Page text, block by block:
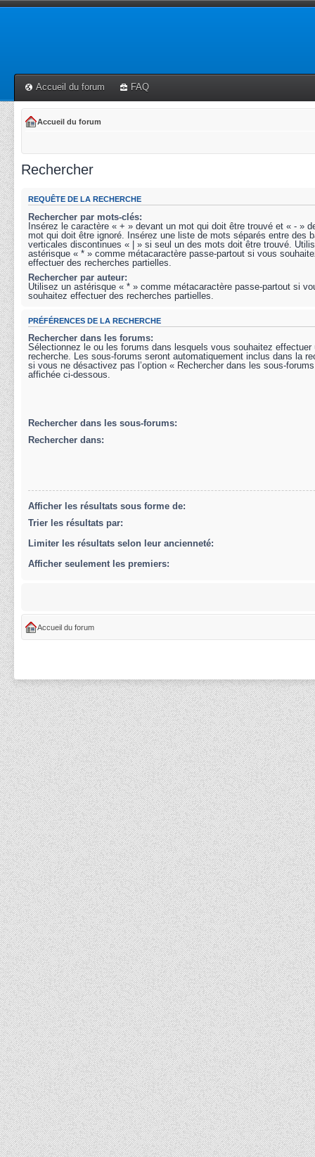
Accueil du forum FAQ
Accueil du forum
Rechercher
REQUÊTE DE LA RECHERCHE
Rechercher par mots-clés:
Insérez le caractère « + » devant un mot qui doit être trouvé et « - »
mot qui doit être ignoré. Insérez une liste de mots séparés entre des
verticales discontinues « | » si seul un des mots doit être trouvé.
astérisque « * » comme métacaractère passe-partout si vous
effectuer des recherches partielles.
Rechercher par auteur:
Utilisez un astérisque « * » comme métacaractère passe-partout si
souhaitez effectuer des recherches partielles.
PRÉFÉRENCES DE LA RECHERCHE
Rechercher dans les forums:
Sélectionnez le ou les forums dans lesquels vous souhaitez effectuer
recherche. Les sous-forums seront automatiquement inclus dans la
si vous ne désactivez pas l’option « Rechercher dans les sous-
affichée ci-dessous.
Rechercher dans les sous-forums:
Rechercher dans:
Afficher les résultats sous forme de:
Trier les résultats par:
Limiter les résultats selon leur ancienneté:
Afficher seulement les premiers:
Accueil du forum